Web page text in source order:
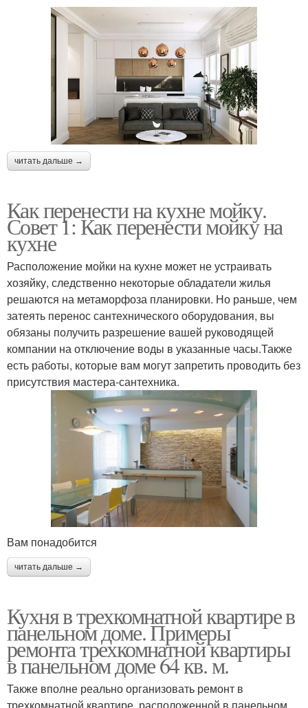
читать дальше →
Как перенести на кухне мойку.
Совет 1: Как перенести мойку на
кухне
Расположение мойки на кухне может не устраивать
хозяйку, следственно некоторые обладатели жилья
решаются на метаморфоза планировки. Но раньше, чем
затеять перенос сантехнического оборудования, вы
обязаны получить разрешение вашей руководящей
компании на отключение воды в указанные часы.Также
есть работы, которые вам могут запретить проводить без
присутствия мастера-сантехника.
Вам понадобится
читать дальше →
Кухня в трехкомнатной квартире в
панельном доме. Примеры
ремонта трехкомнатной квартиры
в панельном доме 64 кв. м.
Также вполне реально организовать ремонт в